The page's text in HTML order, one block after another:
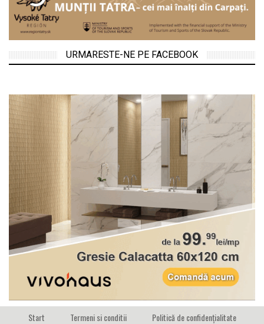
URMARESTE-NE PE FACEBOOK
Start Termeni si conditii
Politică de confidențialitate